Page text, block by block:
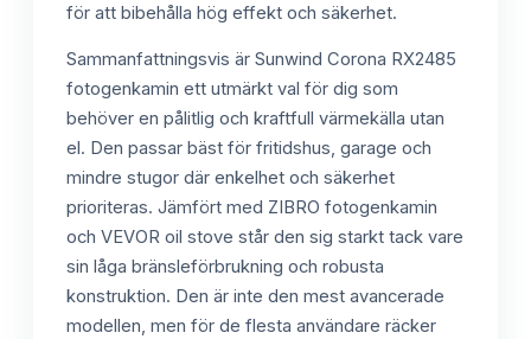
för att bibehålla hög effekt och säkerhet.
Sammanfattningsvis är Sunwind Corona RX2485
fotogenkamin ett utmärkt val för dig som
behöver en pålitlig och kraftfull värmekälla utan
el. Den passar bäst för fritidshus, garage och
mindre stugor där enkelhet och säkerhet
prioriteras. Jämfört med ZIBRO fotogenkamin
och VEVOR oil stove står den sig starkt tack vare
sin låga bränsleförbrukning och robusta
konstruktion. Den är inte den mest avancerade
modellen, men för de flesta användare räcker